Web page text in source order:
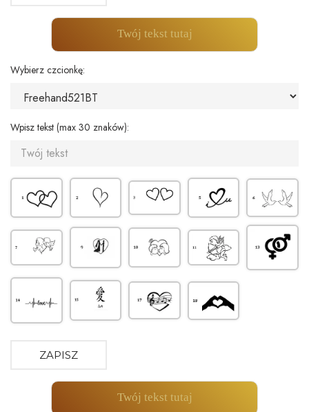
Twój tekst tutaj
Wybierz czcionkę:
Wpisz tekst (max 30 znaków):
ZAPISZ
Twój tekst tutaj